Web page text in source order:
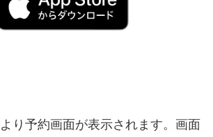
り予約画面が表示されます。画面